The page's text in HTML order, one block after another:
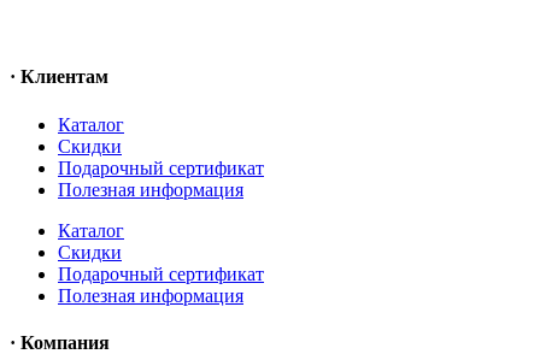
· Клиентам
Каталог
Скидки
Подарочный сертификат
Полезная информация
Каталог
Скидки
Подарочный сертификат
Полезная информация
· Компания